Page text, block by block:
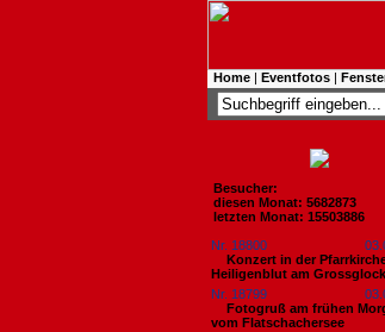
Home | Eventfotos |
Besucher:
diesen Monat: 5682873
letzten Monat: 15503886
Nr. 18800
Konzert in der
Heiligenblut am
Nr. 18799
Fotogruß am frühen
vom Flatschachersee